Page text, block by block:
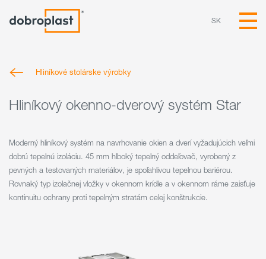
SK
Hliníkové stolárske výrobky
Hliníkový okenno-dverový systém Star
Moderný hliníkový systém na navrhovanie okien a dverí vyžadujúcich veľmi
dobrú tepelnú izoláciu. 45 mm hlboký tepelný oddeľovač, vyrobený z
pevných a testovaných materiálov, je spoľahlivou tepelnou bariérou.
Rovnaký typ izolačnej vložky v okennom krídle a v okennom ráme zaisťuje
kontinuitu ochrany proti tepelným stratám celej konštrukcie.